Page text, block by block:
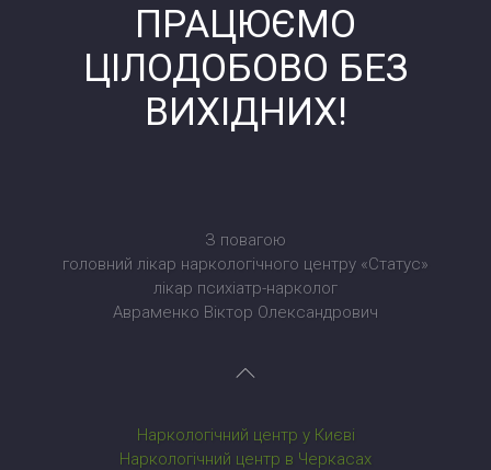
ПРАЦЮЄМО
ЦІЛОДОБОВО БЕЗ
ВИХІДНИХ!
З повагою
головний лікар наркологічного центру «Статус»
лікар психіатр-нарколог
Авраменко Віктор Олександрович
Наркологічний центр у Києві
Наркологічний центр в Черкасах